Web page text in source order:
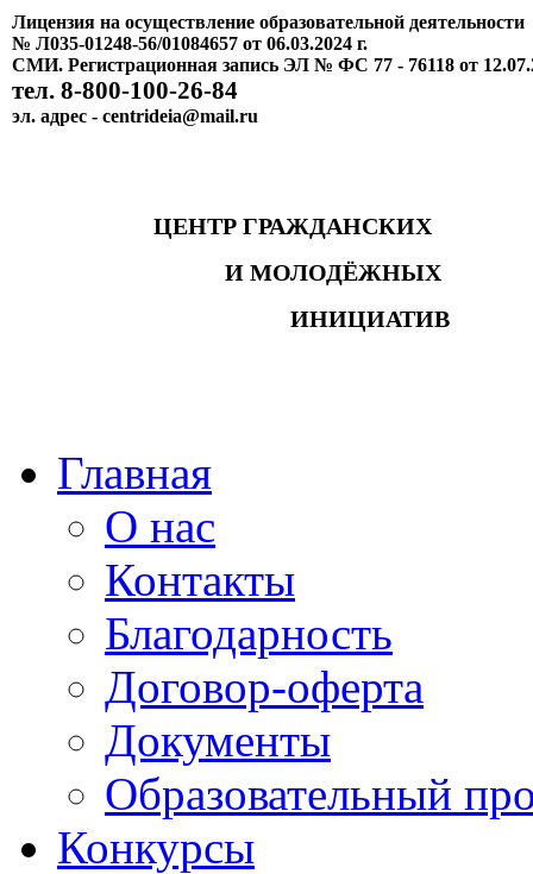
Лицензия на осуществление образовательной деятельности
№ Л035-01248-56/01084657 от 06.03.2024 г.
СМИ. Регистрационная запись ЭЛ № ФС 77 - 76118 от
тел. 8-800-100-26-84
эл. адрес - centrideia@mail.ru
ЦЕНТР ГРАЖДАНСКИХ
И МОЛОДЁЖНЫХ
ИНИЦИАТИВ
Главная
О нас
Контакты
Благодарность
Договор-оферта
Документы
Образовательный
Конкурсы